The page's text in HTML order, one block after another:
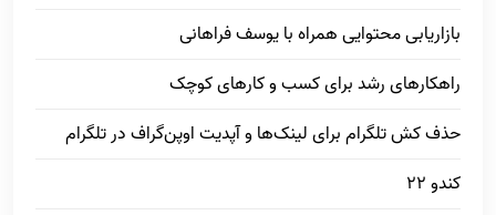
بازاریابی محتوایی همراه با یوسف فراهانی
راهکارهای رشد برای کسب و کارهای کوچک
حذف کش تلگرام برای لینک‌ها و آپدیت اوپن‌گراف در تلگرام
کندو 22